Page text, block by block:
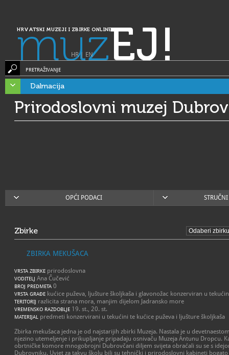
HRVATSKI MUZEJI I ZBIRKE ONLINE
muzEJ!
HR| EN
PRETRAŽIVANJE
Dalmacija
Prirodoslovni muzej
OPĆI PODACI
Zbirke
ZBIRKA MEKUŠACA
VRSTA ZBIRKE prirodoslovna
VODITELJ Ana Čučević
BROJ PREDMETA 0
VRSTA GRAĐE kućice puževa, ljušture školjkaša i glavonožac konzerviran u
TERITORIJ razlicita strana mora, manjim dijelom Jadransko more
VREMENSKO RAZDOBLJE 19. st., 20. st.
MATERIJAL predmeti konzervirani u tekućini te kućice puževa i ljušture školjkaša
Zbirka mekušaca jedna je od najstarijih zbirki Muzeja. Nastala je u
njezino utemeljenje i prikupljanje pripadaju osnivaču Muzeja Antunu Dropcu.
obrtničke komore mnogobrojni Dubrovčani diljem svijeta obraćali su se s
Dubrovniku. Uvjet za takvu školu bili su tehnički i prirodoslovni kabineti